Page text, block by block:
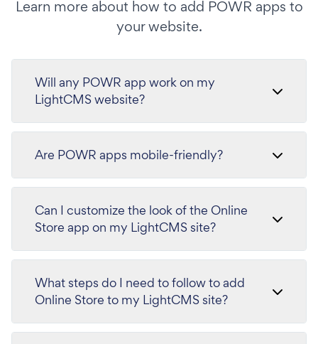
Learn more about how to add POWR apps to
your website.
Will any POWR app work on my
LightCMS website?
Are POWR apps mobile-friendly?
Can I customize the look of the Online
Store app on my LightCMS site?
What steps do I need to follow to add
Online Store to my LightCMS site?